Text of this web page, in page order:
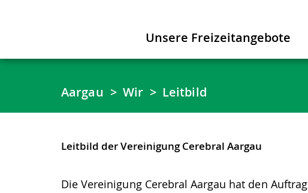
Unsere Freizeitangebote
Aargau Wir Leitbild
Leitbild der Vereinigung Cerebral Aargau
Die Vereinigung Cerebral Aargau hat den